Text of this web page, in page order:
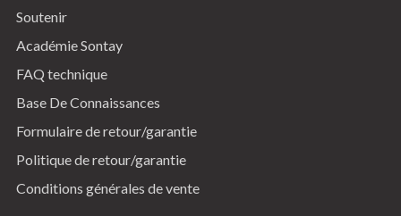
Soutenir
Académie Sontay
FAQ technique
Base De Connaissances
Formulaire de retour/garantie
Politique de retour/garantie
Conditions générales de vente